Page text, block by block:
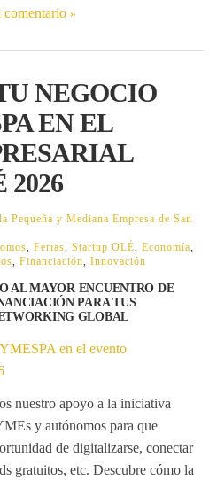
comentario
NEGOCIO
EN EL
2026
Pequeña y Mediana Empresa de San
Ferias Startup OLÉ Economía
Financiación Innovación
AL MAYOR ENCUENTRO DE
PARA TUS
GLOBAL
nuestro apoyo a la iniciativa
y autónomos para que
de digitalizarse, conectar
gratuitos, etc. Descubre cómo la